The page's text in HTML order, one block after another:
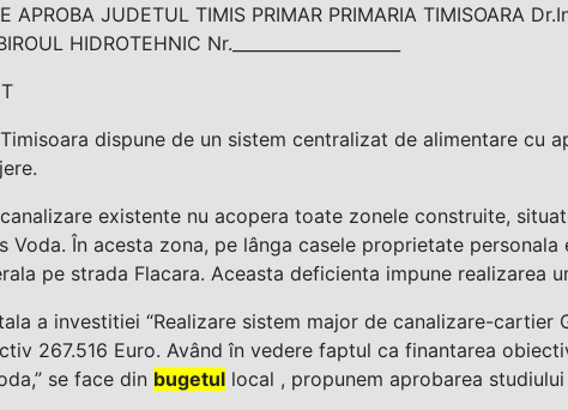
APROBA JUDETUL TIMIS PRIMAR PRIMARIA TIMISOARA
HIDROTEHNIC Nr.____________________
dispune de un sistem centralizat de alimentare cu
existente nu acopera toate zonele construite,
Voda. În acesta zona, pe lânga casele proprietate
pe strada Flacara. Aceasta deficienta impune realizarea
a investitiei “Realizare sistem major de canalizare-cartier
267.516 Euro. Având în vedere faptul ca finantarea
se face din bugetul local , propunem aprobarea